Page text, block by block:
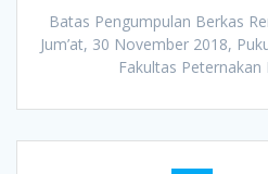
Batas Pengumpulan Berkas
Jum’at, 30 November 2018,
Fakultas Peternakan